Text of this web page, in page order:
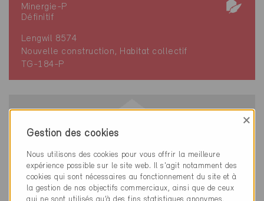
Minergie-P
Définitif
Lengwil 8574
Nouvelle construction, Habitat collectif
TG-184-P
Gestion des cookies
×
Nous utilisons des cookies pour vous offrir la meilleure
expérience possible sur le site web. Il s'agit notamment des
cookies qui sont nécessaires au fonctionnement du site et à
la gestion de nos objectifs commerciaux, ainsi que de ceux